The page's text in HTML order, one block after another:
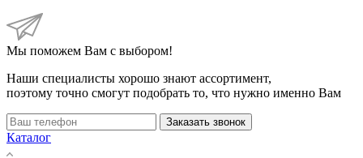
Мы поможем Вам с выбором!
Наши специалисты хорошо знают ассортимент,
поэтому точно смогут подобрать то, что нужно именно Вам
Заказать звонок
Каталог